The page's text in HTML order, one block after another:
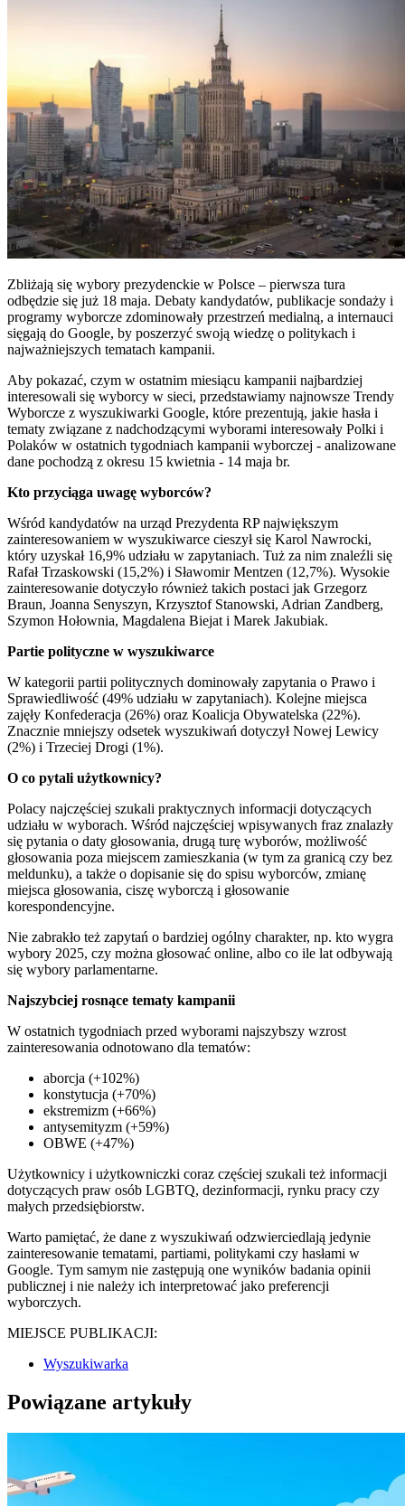
Zbliżają się wybory prezydenckie w Polsce – pierwsza tura
odbędzie się już 18 maja. Debaty kandydatów, publikacje sondaży i
programy wyborcze zdominowały przestrzeń medialną, a internauci
sięgają do Google, by poszerzyć swoją wiedzę o politykach i
najważniejszych tematach kampanii.
Aby pokazać, czym w ostatnim miesiącu kampanii najbardziej
interesowali się wyborcy w sieci, przedstawiamy najnowsze Trendy
Wyborcze z wyszukiwarki Google, które prezentują, jakie hasła i
tematy związane z nadchodzącymi wyborami interesowały Polki i
Polaków w ostatnich tygodniach kampanii wyborczej - analizowane
dane pochodzą z okresu 15 kwietnia - 14 maja br.
Kto przyciąga uwagę wyborców?
Wśród kandydatów na urząd Prezydenta RP największym
zainteresowaniem w wyszukiwarce cieszył się Karol Nawrocki,
który uzyskał 16,9% udziału w zapytaniach. Tuż za nim znaleźli się
Rafał Trzaskowski (15,2%) i Sławomir Mentzen (12,7%). Wysokie
zainteresowanie dotyczyło również takich postaci jak Grzegorz
Braun, Joanna Senyszyn, Krzysztof Stanowski, Adrian Zandberg,
Szymon Hołownia, Magdalena Biejat i Marek Jakubiak.
Partie polityczne w wyszukiwarce
W kategorii partii politycznych dominowały zapytania o Prawo i
Sprawiedliwość (49% udziału w zapytaniach). Kolejne miejsca
zajęły Konfederacja (26%) oraz Koalicja Obywatelska (22%).
Znacznie mniejszy odsetek wyszukiwań dotyczył Nowej Lewicy
(2%) i Trzeciej Drogi (1%).
O co pytali użytkownicy?
Polacy najczęściej szukali praktycznych informacji dotyczących
udziału w wyborach. Wśród najczęściej wpisywanych fraz znalazły
się pytania o daty głosowania, drugą turę wyborów, możliwość
głosowania poza miejscem zamieszkania (w tym za granicą czy bez
meldunku), a także o dopisanie się do spisu wyborców, zmianę
miejsca głosowania, ciszę wyborczą i głosowanie
korespondencyjne.
Nie zabrakło też zapytań o bardziej ogólny charakter, np. kto wygra
wybory 2025, czy można głosować online, albo co ile lat odbywają
się wybory parlamentarne.
Najszybciej rosnące tematy kampanii
W ostatnich tygodniach przed wyborami najszybszy wzrost
zainteresowania odnotowano dla tematów:
aborcja (+102%)
konstytucja (+70%)
ekstremizm (+66%)
antysemityzm (+59%)
OBWE (+47%)
Użytkownicy i użytkowniczki coraz częściej szukali też informacji
dotyczących praw osób LGBTQ, dezinformacji, rynku pracy czy
małych przedsiębiorstw.
Warto pamiętać, że dane z wyszukiwań odzwierciedlają jedynie
zainteresowanie tematami, partiami, politykami czy hasłami w
Google. Tym samym nie zastępują one wyników badania opinii
publicznej i nie należy ich interpretować jako preferencji
wyborczych.
MIEJSCE PUBLIKACJI:
Wyszukiwarka
Powiązane artykuły